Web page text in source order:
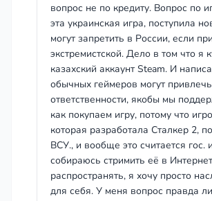
вопрос не по кредиту. Вопрос по
эта украинская игра, поступила
могут запретить в России, если
экстремистской. Дело в том что я
казахский аккаунт Steam. И
обычных геймеров могут
ответственности, якобы мы
как покупаем игру, потому что
которая разработала Сталкер 2,
ВСУ., и вообще это считается гос.
собираюсь стримить её в
распространять, я хочу просто
для себя. У меня вопрос правда